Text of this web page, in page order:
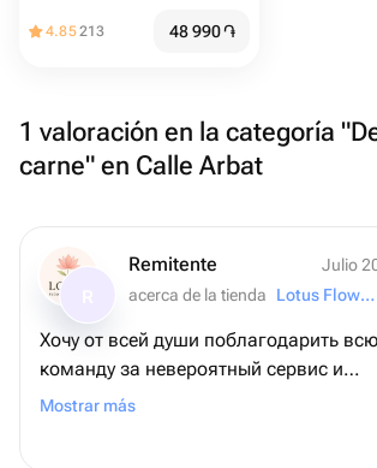
4.85213 48 990֏
1 valoración en la categoría
carne" en Calle Arbat
Remitente
Julio
acerca de la tienda
Lotus Flowers and Gifts
Хочу от всей души поблагодарить всю
команду за невероятный сервис и
внимание к деталям! ❤️ Для меня этот
Mostrar más